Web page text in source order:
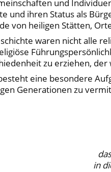
und
und ihren Status als
von heiligen Stätten,
waren nicht alle
zu erziehen,
eine besondere
Generationen zu
in